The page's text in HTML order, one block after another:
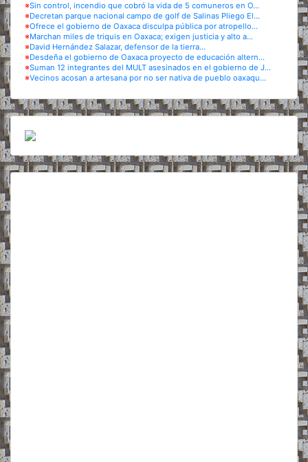
※Sin control, incendio que cobró la vida de 5 comuneros en O...
※Decretan parque nacional campo de golf de Salinas Pliego El...
※Ofrece el gobierno de Oaxaca disculpa pública por atropello...
※Marchan miles de triquis en Oaxaca; exigen justicia y alto a...
※David Hernández Salazar, defensor de la tierra...
※Desdeña el gobierno de Oaxaca proyecto de educación altern...
※Suman 12 integrantes del MULT asesinados en el gobierno de J...
※Vecinos acosan a artesana por no ser nativa de pueblo oaxaqu...